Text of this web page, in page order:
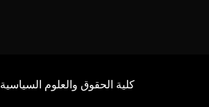
كلية الحقوق والعلوم السياسية 2020